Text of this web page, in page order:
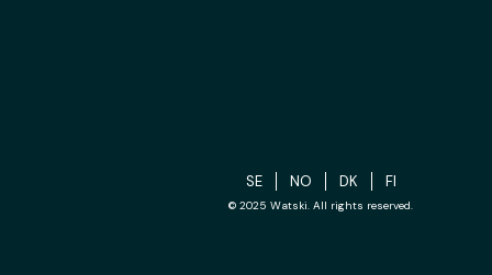
SE NO DK FI
© 2025 Watski. All rights reserved.